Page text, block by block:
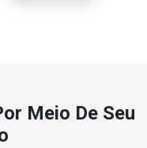
Meio De Seu